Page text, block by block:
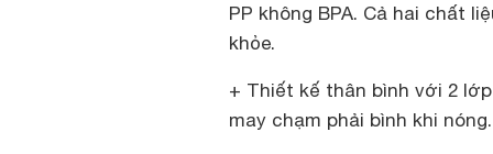
PP không BPA. Cả hai chất
khỏe.
+ Thiết kế thân bình với 2
may chạm phải bình khi nóng.